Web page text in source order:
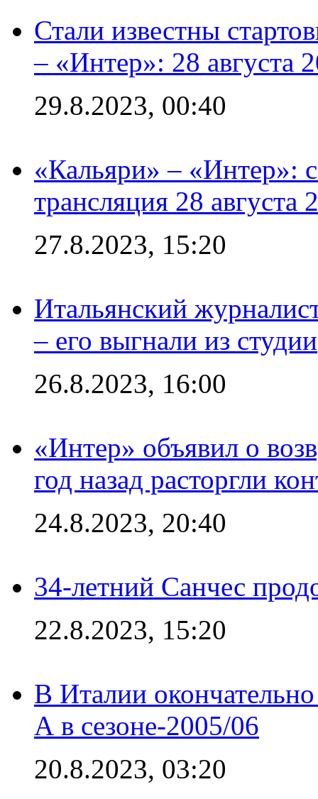
Стали известны
– «Интер»: 28 августа
29.8.2023, 00:40
«Кальяри» – «Интер»:
трансляция 28 августа
27.8.2023, 15:20
Итальянский
– его выгнали из студии
26.8.2023, 16:00
«Интер» объявил о
год назад расторгли
24.8.2023, 20:40
34-летний Санчес
22.8.2023, 15:20
В Италии
А в сезоне-2005/06
20.8.2023, 03:20